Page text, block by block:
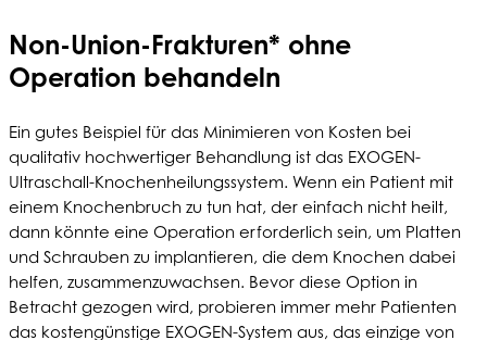
Non-Union-Frakturen* ohne
Operation behandeln
Ein gutes Beispiel für das Minimieren von Kosten bei
qualitativ hochwertiger Behandlung ist das EXOGEN-
Ultraschall-Knochenheilungssystem. Wenn ein Patient mit
einem Knochenbruch zu tun hat, der einfach nicht heilt,
dann könnte eine Operation erforderlich sein, um Platten
und Schrauben zu implantieren, die dem Knochen dabei
helfen, zusammenzuwachsen. Bevor diese Option in
Betracht gezogen wird, probieren immer mehr Patienten
das kostengünstige EXOGEN-System aus, das einzige von